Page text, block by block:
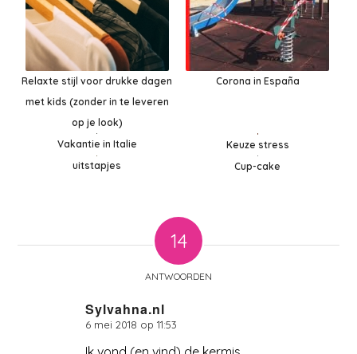
Relaxte stijl voor drukke dagen
met kids (zonder in te leveren
op je look)
Corona in España
Vakantie in Italie
Keuze stress
uitstapjes
Cup-cake
14
ANTWOORDEN
Sylvahna.nl
zegt:
6 mei 2018 op 11:53